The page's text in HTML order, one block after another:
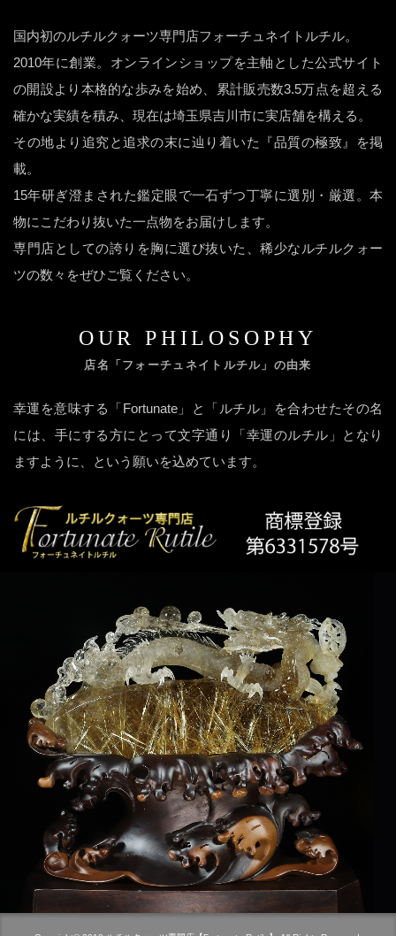
国内初のルチルクォーツ専門店フォーチュネイトルチル。
2010年に創業。オンラインショップを主軸とした公式サイト
の開設より本格的な歩みを始め、累計販売数3.5万点を超える
確かな実績を積み、現在は埼玉県吉川市に実店舗を構える。
その地より追究と追求の末に辿り着いた『品質の極致』を掲
載。
15年研ぎ澄まされた鑑定眼で一石ずつ丁寧に選別・厳選。本
物にこだわり抜いた一点物をお届けします。
専門店としての誇りを胸に選び抜いた、稀少なルチルクォー
ツの数々をぜひご覧ください。
OUR PHILOSOPHY
店名「フォーチュネイトルチル」の由来
幸運を意味する「Fortunate」と「ルチル」を合わせたその名
には、手にする方にとって文字通り「幸運のルチル」となり
ますように、という願いを込めています。